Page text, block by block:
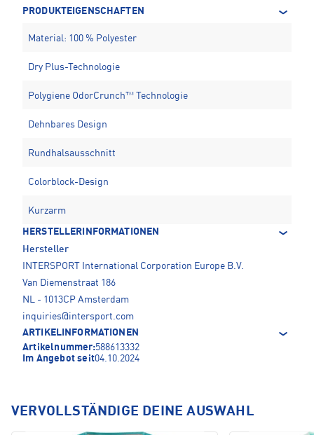
PRODUKTEIGENSCHAFTEN
Material: 100 % Polyester
Dry Plus-Technologie
Polygiene OdorCrunch™ Technologie
Dehnbares Design
Rundhalsausschnitt
Colorblock-Design
Kurzarm
HERSTELLERINFORMATIONEN
Hersteller
INTERSPORT International Corporation Europe B.V.
Van Diemenstraat 186
NL - 1013CP Amsterdam
inquiries@intersport.com
ARTIKELINFORMATIONEN
Artikelnummer:588613332
Im Angebot seit04.10.2024
VERVOLLSTÄNDIGE DEINE AUSWAHL